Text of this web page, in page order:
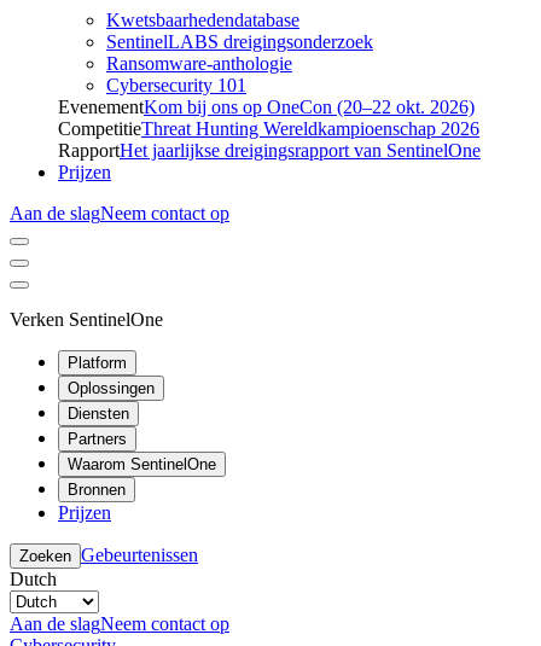
Kwetsbaarhedendatabase
SentinelLABS dreigingsonderzoek
Ransomware-anthologie
Cybersecurity 101
EvenementKom bij ons op OneCon (20–22 okt. 2026)
CompetitieThreat Hunting Wereldkampioenschap 2026
RapportHet jaarlijkse dreigingsrapport van SentinelOne
Prijzen
Aan de slagNeem contact op
Verken SentinelOne
Platform
Oplossingen
Diensten
Partners
Waarom SentinelOne
Bronnen
Prijzen
Zoeken Gebeurtenissen
Dutch
Aan de slagNeem contact op